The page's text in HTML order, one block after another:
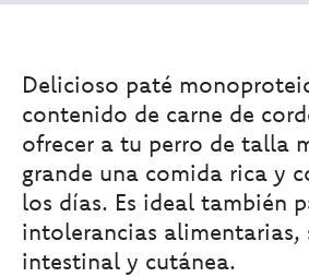
Delicioso paté
contenido de carne de
ofrecer a tu perro de talla
grande una comida rica y
los días. Es ideal también
intolerancias alimentarias,
intestinal y cutánea.